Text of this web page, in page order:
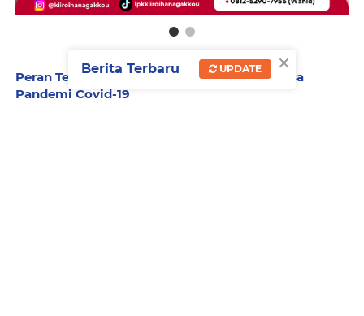
Peran Teknologi dalam Pembelajaran di Masa
Pandemi Covid-19
×
Berita Terbaru UPDATE